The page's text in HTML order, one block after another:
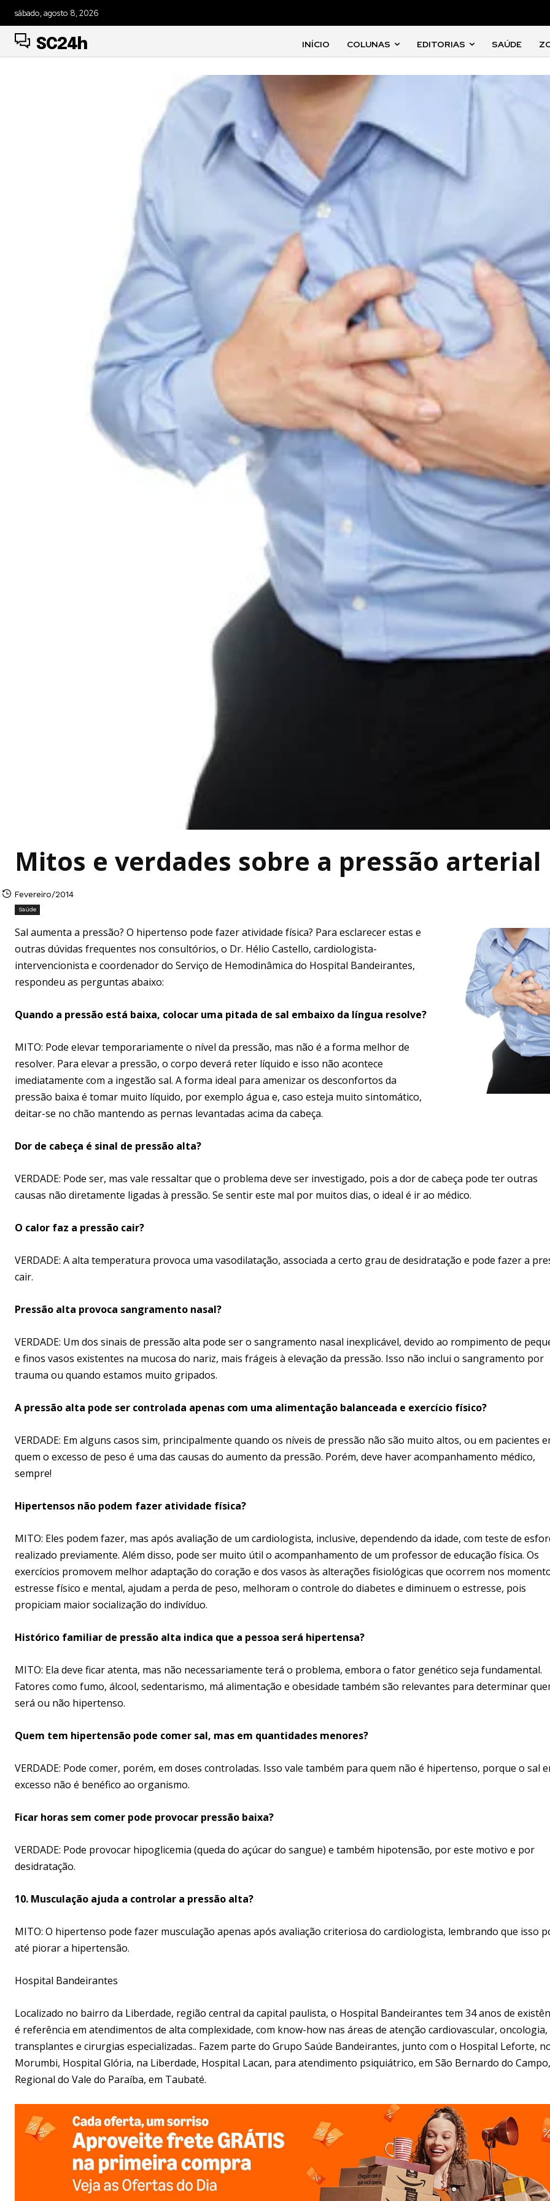
sábado, agosto 8, 2026
SC24h INÍCIO COLUNAS EDITORIAS SAÚDE
Mitos e verdades sobre a pressão arterial
Fevereiro/2014
Saúde
Sal aumenta a pressão? O hipertenso pode fazer atividade física? Para esclarecer estas e
outras dúvidas frequentes nos consultórios, o Dr. Hélio Castello, cardiologista-
intervencionista e coordenador do Serviço de Hemodinâmica do Hospital Bandeirantes,
respondeu as perguntas abaixo:
Quando a pressão está baixa, colocar uma pitada de sal embaixo da língua resolve?
MITO: Pode elevar temporariamente o nível da pressão, mas não é a forma melhor de
resolver. Para elevar a pressão, o corpo deverá reter líquido e isso não acontece
imediatamente com a ingestão sal. A forma ideal para amenizar os desconfortos da
pressão baixa é tomar muito líquido, por exemplo água e, caso esteja muito sintomático,
deitar-se no chão mantendo as pernas levantadas acima da cabeça.
Dor de cabeça é sinal de pressão alta?
VERDADE: Pode ser, mas vale ressaltar que o problema deve ser investigado, pois a dor de cabeça pode ter outras
causas não diretamente ligadas à pressão. Se sentir este mal por muitos dias, o ideal é ir ao médico.
O calor faz a pressão cair?
VERDADE: A alta temperatura provoca uma vasodilatação, associada a certo grau de desidratação e pode fazer a
cair.
Pressão alta provoca sangramento nasal?
VERDADE: Um dos sinais de pressão alta pode ser o sangramento nasal inexplicável, devido ao rompimento de
e finos vasos existentes na mucosa do nariz, mais frágeis à elevação da pressão. Isso não inclui o sangramento por
trauma ou quando estamos muito gripados.
A pressão alta pode ser controlada apenas com uma alimentação balanceada e exercício físico?
VERDADE: Em alguns casos sim, principalmente quando os níveis de pressão não são muito altos, ou em pacientes
quem o excesso de peso é uma das causas do aumento da pressão. Porém, deve haver acompanhamento médico,
sempre!
Hipertensos não podem fazer atividade física?
MITO: Eles podem fazer, mas após avaliação de um cardiologista, inclusive, dependendo da idade, com teste de
realizado previamente. Além disso, pode ser muito útil o acompanhamento de um professor de educação física. Os
exercícios promovem melhor adaptação do coração e dos vasos às alterações fisiológicas que ocorrem nos
estresse físico e mental, ajudam a perda de peso, melhoram o controle do diabetes e diminuem o estresse, pois
propiciam maior socialização do indivíduo.
Histórico familiar de pressão alta indica que a pessoa será hipertensa?
MITO: Ela deve ficar atenta, mas não necessariamente terá o problema, embora o fator genético seja fundamental.
Fatores como fumo, álcool, sedentarismo, má alimentação e obesidade também são relevantes para determinar
será ou não hipertenso.
Quem tem hipertensão pode comer sal, mas em quantidades menores?
VERDADE: Pode comer, porém, em doses controladas. Isso vale também para quem não é hipertenso, porque o sal
excesso não é benéfico ao organismo.
Ficar horas sem comer pode provocar pressão baixa?
VERDADE: Pode provocar hipoglicemia (queda do açúcar do sangue) e também hipotensão, por este motivo e por
desidratação.
10. Musculação ajuda a controlar a pressão alta?
MITO: O hipertenso pode fazer musculação apenas após avaliação criteriosa do cardiologista, lembrando que isso
até piorar a hipertensão.
Hospital Bandeirantes
Localizado no bairro da Liberdade, região central da capital paulista, o Hospital Bandeirantes tem 34 anos de
é referência em atendimentos de alta complexidade, com know-how nas áreas de atenção cardiovascular, oncologia,
transplantes e cirurgias especializadas.. Fazem parte do Grupo Saúde Bandeirantes, junto com o Hospital Leforte,
Morumbi, Hospital Glória, na Liberdade, Hospital Lacan, para atendimento psiquiátrico, em São Bernardo do
Regional do Vale do Paraíba, em Taubaté.